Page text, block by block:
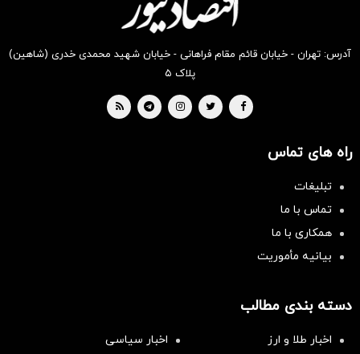
آدرس: تهران - خیابان قائم مقام فراهانی - خیابان شهید محمدی خدری (شاهین)
پلاک ۵
راه های تماس
تبلیغات
تماس با ما
همکاری با ما
بیانیه مأموریت
دسته بندی مطالب
اخبار طلا و ارز
اخبار سیاسی